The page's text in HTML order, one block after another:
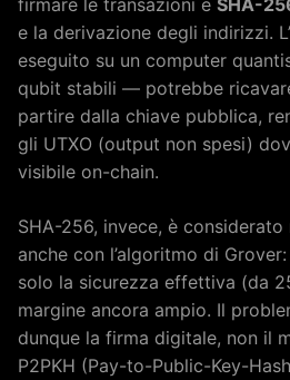
e la derivazione degli indirizzi.
eseguito su un computer
qubit stabili — potrebbe
partire dalla chiave pubblica,
gli UTXO (output non spesi)
visibile on-chain.
SHA-256, invece, è considerato
anche con l’algoritmo di
solo la sicurezza effettiva (da
margine ancora ampio. Il
dunque la firma digitale, non il
P2PKH (Pay-to-Public-Key-